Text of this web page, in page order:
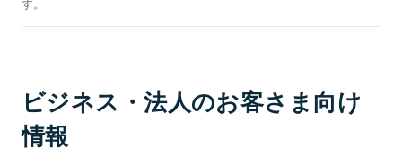
す。
ビジネス・法人のお客さま向け
情報